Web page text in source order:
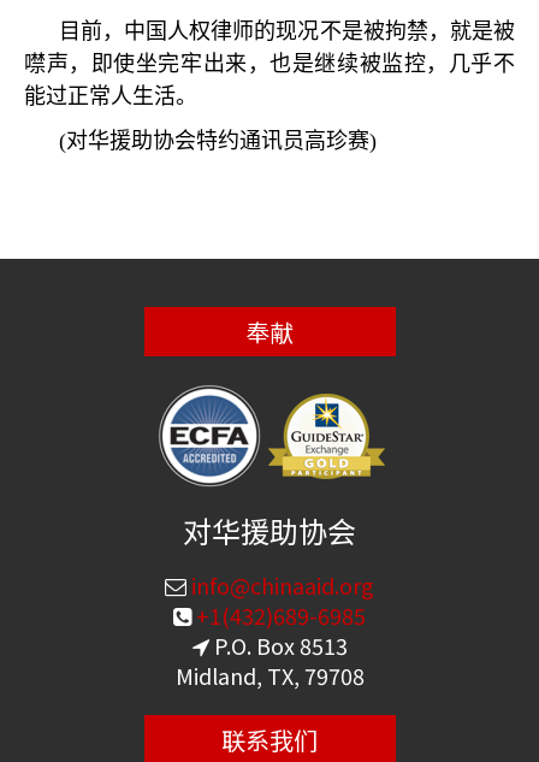
目前，中国人权律师的现况不是被拘禁，就是被
噤声，即使坐完牢出来，也是继续被监控，几乎不
能过正常人生活。
(对华援助协会特约通讯员高珍赛)
奉献
对华援助协会
info@chinaaid.org
+1(432)689-6985
P.O. Box 8513
Midland, TX, 79708
联系我们